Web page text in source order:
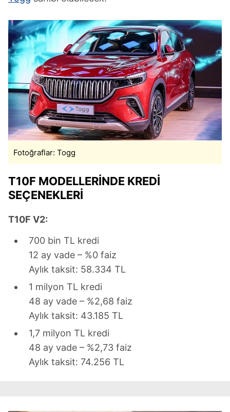
Fotoğraflar: Togg
T10F MODELLERİNDE KREDİ
SEÇENEKLERİ
T10F V2:
700 bin TL kredi
12 ay vade – %0 faiz
Aylık taksit: 58.334 TL
1 milyon TL kredi
48 ay vade – %2,68 faiz
Aylık taksit: 43.185 TL
1,7 milyon TL kredi
48 ay vade – %2,73 faiz
Aylık taksit: 74.256 TL